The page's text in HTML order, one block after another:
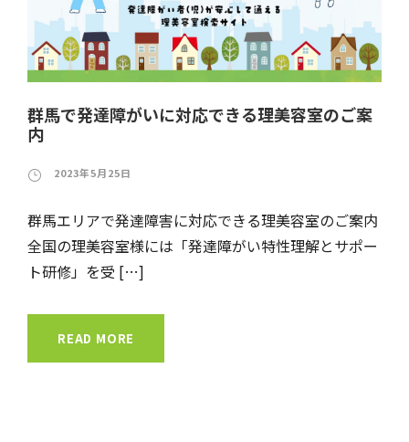
群馬で発達障がいに対応できる理美容室のご案
内
2023年5月25日
群馬エリアで発達障害に対応できる理美容室のご案内
全国の理美容室様には「発達障がい特性理解とサポー
ト研修」を受 […]
READ MORE